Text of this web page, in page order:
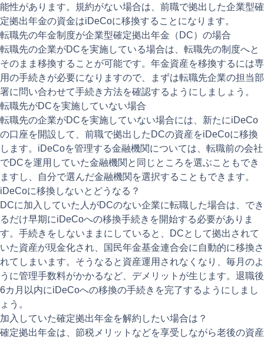
能性があります。規約がない場合は、前職で拠出した企業型確
定拠出年金の資金はiDeCoに移換することになります。
転職先の年金制度が企業型確定拠出年金（DC）の場合
転職先の企業がDCを実施している場合は、転職先の制度へと
そのまま移換することが可能です。年金資産を移換するには専
用の手続きが必要になりますので、まずは転職先企業の担当部
署に問い合わせて手続き方法を確認するようにしましょう。
転職先がDCを実施していない場合
転職先の企業がDCを実施していない場合には、新たにiDeCo
の口座を開設して、前職で拠出したDCの資産をiDeCoに移換
します。iDeCoを管理する金融機関については、転職前の会社
でDCを運用していた金融機関と同じところを選ぶこともでき
ますし、自分で選んだ金融機関を選択することもできます。
iDeCoに移換しないとどうなる？
DCに加入していた人がDCのない企業に転職した場合は、でき
るだけ早期にiDeCoへの移換手続きを開始する必要がありま
す。手続きをしないままにしていると、DCとして拠出されて
いた資産が現金化され、国民年金基金連合会に自動的に移換さ
れてしまいます。そうなると資産運用されなくなり、毎月のよ
うに管理手数料がかかるなど、デメリットが生じます。退職後
6カ月以内にiDeCoへの移換の手続きを完了するようにしまし
ょう。
加入していた確定拠出年金を解約したい場合は？
確定拠出年金は、節税メリットなどを享受しながら老後の資産